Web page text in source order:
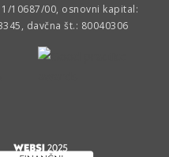
10687/00, osnovni kapital:
davčna št.: 80040306